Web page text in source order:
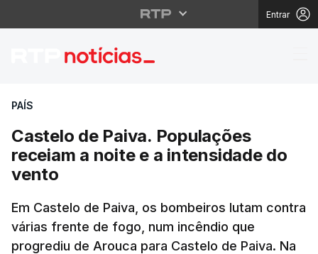
Entrar
Castelo de Paiva.
PAÍS
Castelo de Paiva. Populações
receiam a noite e a intensidade do
vento
Em Castelo de Paiva, os bombeiros lutam contra
várias frente de fogo, num incêndio que
progrediu de Arouca para Castelo de Paiva. Na